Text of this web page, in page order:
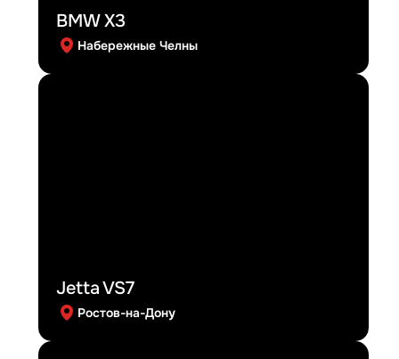
BMW X3
Набережные Челны
Jetta VS7
Ростов-на-Дону